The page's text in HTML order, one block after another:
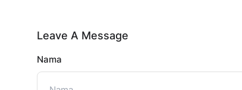
Leave A Message
Nama